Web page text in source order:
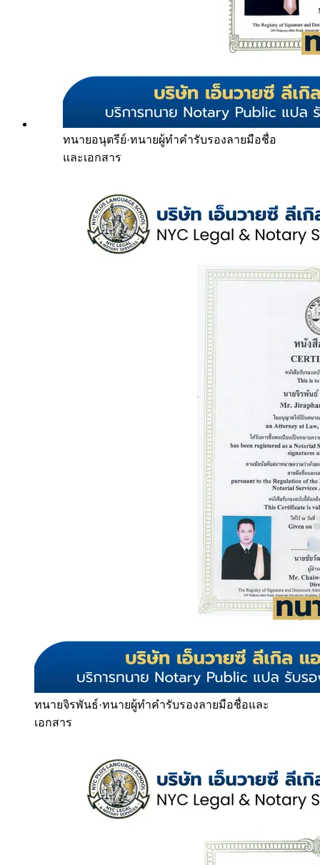
ทนายอนุตรีย์·ทนายผู้ทำคำรับรองลายมือชื่อ
และเอกสาร
ทนายจิรพันธ์·ทนายผู้ทำคำรับรองลายมือชื่อและ
เอกสาร